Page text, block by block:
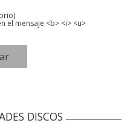
el mensaje <b> <i> <u>
DISCOS